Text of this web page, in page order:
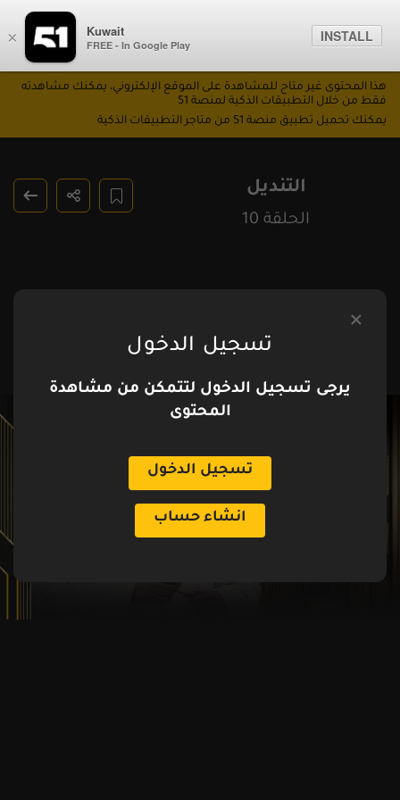
× Kuwait
FREE - In Google Play
INSTALL
التنديل
الحلقة 10
هذا المحتوى غير متاح للمشاهدة على الموقع الإلكتروني، يمكنك مشاهدته
فقط من خلال التطبيقات الذكية لمنصة 51
يمكنك تحميل تطبيق منصة 51 من متاجر التطبيقات الذكية
تسجيل الدخول
يرجى تسجيل الدخول لتتمكن من مشاهدة
المحتوى
تسجيل الدخول
انشاء حساب